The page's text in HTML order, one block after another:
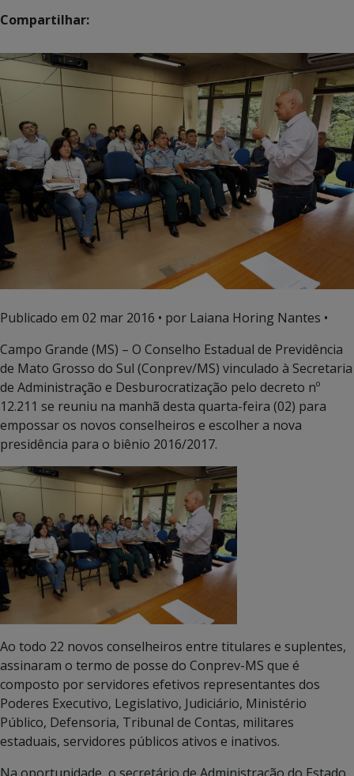
Compartilhar:
Publicado em 02 mar 2016 • por Laiana Horing Nantes •
Campo Grande (MS) – O Conselho Estadual de Previdência
de Mato Grosso do Sul (Conprev/MS) vinculado à Secretaria
de Administração e Desburocratização pelo decreto nº
12.211 se reuniu na manhã desta quarta-feira (02) para
empossar os novos conselheiros e escolher a nova
presidência para o biênio 2016/2017.
Ao todo 22 novos conselheiros entre titulares e suplentes,
assinaram o termo de posse do Conprev-MS que é
composto por servidores efetivos representantes dos
Poderes Executivo, Legislativo, Judiciário, Ministério
Público, Defensoria, Tribunal de Contas, militares
estaduais, servidores públicos ativos e inativos.